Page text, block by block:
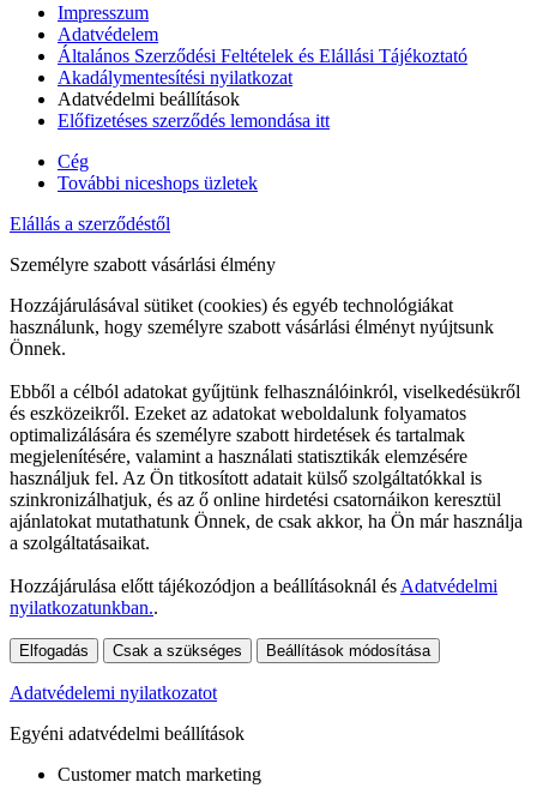
Impresszum
Adatvédelem
Általános Szerződési Feltételek és Elállási Tájékoztató
Akadálymentesítési nyilatkozat
Adatvédelmi beállítások
Előfizetéses szerződés lemondása itt
Cég
További niceshops üzletek
Elállás a szerződéstől
Személyre szabott vásárlási élmény
Hozzájárulásával sütiket (cookies) és egyéb technológiákat
használunk, hogy személyre szabott vásárlási élményt nyújtsunk
Önnek.
Ebből a célból adatokat gyűjtünk felhasználóinkról, viselkedésükről
és eszközeikről. Ezeket az adatokat weboldalunk folyamatos
optimalizálására és személyre szabott hirdetések és tartalmak
megjelenítésére, valamint a használati statisztikák elemzésére
használjuk fel. Az Ön titkosított adatait külső szolgáltatókkal is
szinkronizálhatjuk, és az ő online hirdetési csatornáikon keresztül
ajánlatokat mutathatunk Önnek, de csak akkor, ha Ön már használja
a szolgáltatásaikat.
Hozzájárulása előtt tájékozódjon a beállításoknál és Adatvédelmi
nyilatkozatunkban..
Elfogadás Csak a szükséges Beállítások módosítása
Adatvédelemi nyilatkozatot
Egyéni adatvédelmi beállítások
Customer match marketing